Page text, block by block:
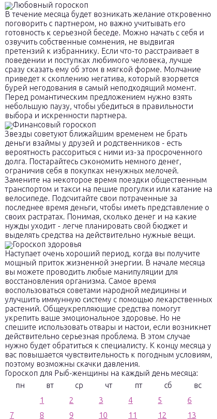
Любовный гороскоп
В течение месяца будет возникать желание откровенно
поговорить с партнером, но важно учитывать его
готовность к серьезной беседе. Можно начать с себя и
озвучить собственные сомнения, не выдвигая
претензий к избраннику. Если что-то расстраивает в
поведении и поступках любимого человека, лучше
сразу сказать ему об этом в мягкой форме. Молчание
приведет к скоплению негатива, который взорвется
бурей негодования в самый неподходящий момент.
Перед романтическим предложением нужно взять
небольшую паузу, чтобы убедиться в правильности
выбора и искренности партнера.
Финансовый гороскоп
Звезды советуют ближайшим временем не брать
деньги взаймы у друзей и родственников - есть
вероятность рассориться с ними из-за просроченного
долга. Постарайтесь сэкономить немного денег,
ограничив себя в покупках ненужных мелочей.
Замените на некоторое время поездки общественным
транспортом и такси на пешие прогулки или катание на
велосипеде. Подсчитайте свои потраченные за
последнее время деньги, чтобы иметь представление о
своих растратах. Понимая, сколько денег и на какие
нужды уходит - легче планировать свой бюджет и
выделять средства на действительно нужные вещи.
Гороскоп здоровья
Наступает очень хороший период, когда вы получите
мощный приток жизненной энергии. В начале месяца
вы можете проводить любые манипуляции для
восстановления организма. Самое время
воспользоваться советами народной медицины и
улучшить иммунную систему с помощью лекарственных
растений. Общеукрепляющие средства помогут
укрепить ваше эмоциональное здоровье. Но не
спешите использовать отвары и настои, если возникнет
действительно серьезная проблема. В этом случае
нужно будет обратиться к специалисту. К концу месяца у
вас повышается чувствительность к погодным условиям,
поэтому возможны скачки давления.
Гороскоп для Рыб-женщины на каждый день месяца:
пн
вт ср чт пт сб
вс
1
2 3 4 5
6
7
8 9 10 11 12 13